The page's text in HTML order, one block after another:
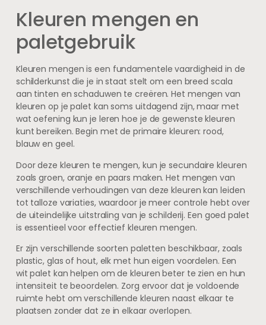
Kleuren mengen en
paletgebruik
Kleuren mengen is een fundamentele vaardigheid in de
schilderkunst die je in staat stelt om een breed scala
aan tinten en schaduwen te creëren. Het mengen van
kleuren op je palet kan soms uitdagend zijn, maar met
wat oefening kun je leren hoe je de gewenste kleuren
kunt bereiken. Begin met de primaire kleuren: rood,
blauw en geel.
Door deze kleuren te mengen, kun je secundaire kleuren
zoals groen, oranje en paars maken. Het mengen van
verschillende verhoudingen van deze kleuren kan leiden
tot talloze variaties, waardoor je meer controle hebt over
de uiteindelijke uitstraling van je schilderij. Een goed palet
is essentieel voor effectief kleuren mengen.
Er zijn verschillende soorten paletten beschikbaar, zoals
plastic, glas of hout, elk met hun eigen voordelen. Een
wit palet kan helpen om de kleuren beter te zien en hun
intensiteit te beoordelen. Zorg ervoor dat je voldoende
ruimte hebt om verschillende kleuren naast elkaar te
plaatsen zonder dat ze in elkaar overlopen.